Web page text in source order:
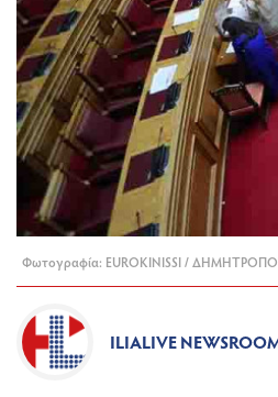
Φωτογραφία: EUROKINISSI /
ILIALIVE